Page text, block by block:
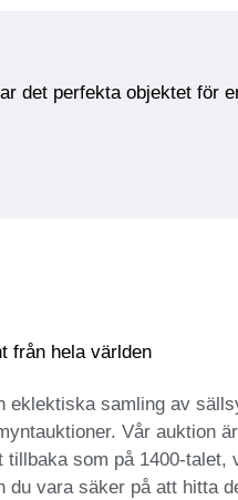
det perfekta objektet för
från hela världen
eklektiska samling av
Vår auktion
tillbaka som på 1400-
du vara säker på att hitta